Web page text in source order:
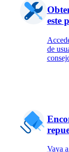
este
de
Vaya